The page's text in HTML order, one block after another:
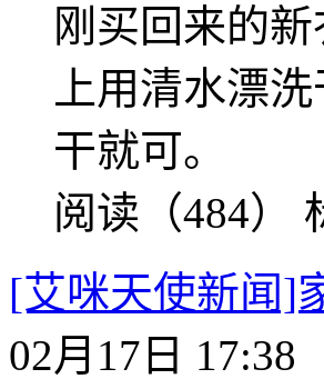
刚买回来的
上用清水漂
干就可。
阅读（484）
[艾咪天使新闻]
02月17日 17:38